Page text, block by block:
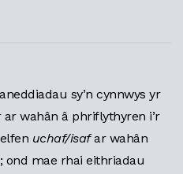
sy’n cynnwys yr
wahân â phriflythyren i’r
uchaf/isafar wahân
ond mae rhai eithriadau